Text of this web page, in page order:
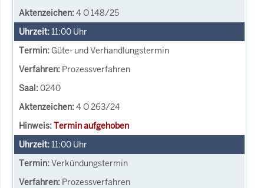
4 O 148/25
11:00 Uhr
Güte- und Verhandlungstermin
Prozessverfahren
0240
4 O 263/24
Termin aufgehoben
11:00 Uhr
Verkündungstermin
Prozessverfahren